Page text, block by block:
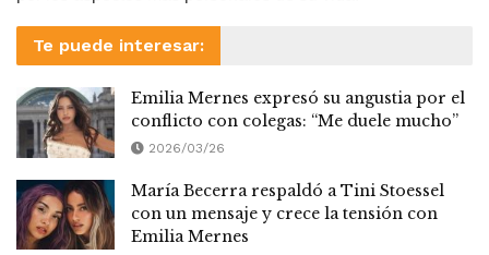
Te puede interesar:
Emilia Mernes expresó su angustia por el
conflicto con colegas: “Me duele mucho”
2026/03/26
María Becerra respaldó a Tini Stoessel
con un mensaje y crece la tensión con
Emilia Mernes